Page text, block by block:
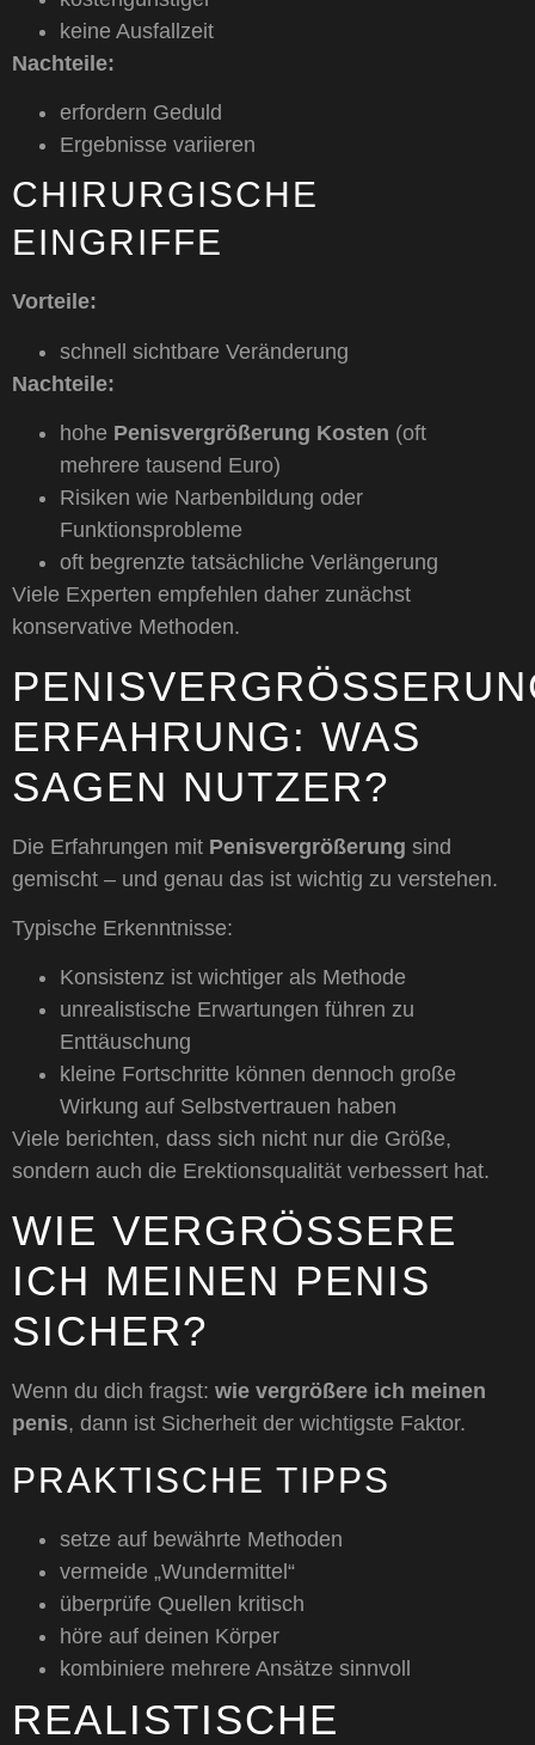
keine Ausfallzeit
Nachteile:
erfordern Geduld
Ergebnisse variieren
CHIRURGISCHE
EINGRIFFE
Vorteile:
schnell sichtbare Veränderung
Nachteile:
hohe Penisvergrößerung Kosten (oft
mehrere tausend Euro)
Risiken wie Narbenbildung oder
Funktionsprobleme
oft begrenzte tatsächliche Verlängerung
Viele Experten empfehlen daher zunächst
konservative Methoden.
PENISVERGRÖSSERUNG
RFAHRUNG: WAS S
AGEN NUTZER?
Die Erfahrungen mit Penisvergrößerung sind
gemischt – und genau das ist wichtig zu verstehen.
Typische Erkenntnisse:
Konsistenz ist wichtiger als Methode
unrealistische Erwartungen führen zu
Enttäuschung
kleine Fortschritte können dennoch große
Wirkung auf Selbstvertrauen haben
Viele berichten, dass sich nicht nur die Größe,
sondern auch die Erektionsqualität verbessert hat.
WIE VERGRÖSSERE I
CH MEINEN PENIS S
ICHER?
Wenn du dich fragst: wie vergrößere ich meinen
penis, dann ist Sicherheit der wichtigste Faktor.
PRAKTISCHE TIPPS
setze auf bewährte Methoden
vermeide „Wundermittel“
überprüfe Quellen kritisch
höre auf deinen Körper
kombiniere mehrere Ansätze sinnvoll
REALISTISCHE